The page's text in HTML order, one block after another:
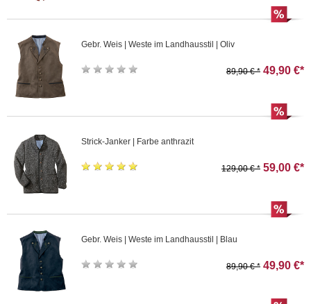
Gebr. Weis | Weste im Landhausstil | Oliv
89,90 € * 49,90 €*
Strick-Janker | Farbe anthrazit
129,00 € * 59,00 €*
Gebr. Weis | Weste im Landhausstil | Blau
89,90 € * 49,90 €*